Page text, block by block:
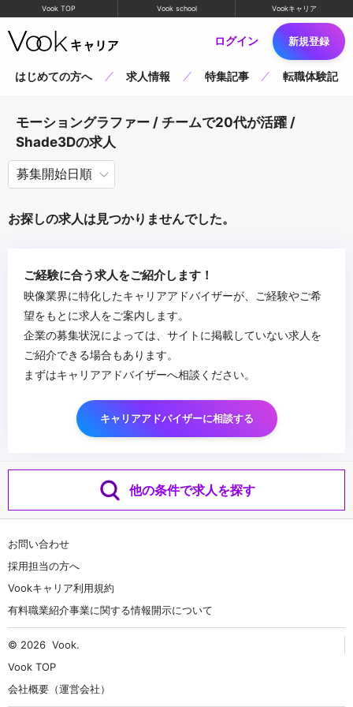
Vook TOP Vook school Vookキャリア
ログイン 新規登録
はじめての方へ 求人情報 特集記事 転職体験記
モーショングラファー / チームで20代が活躍 /
Shade3Dの求人
お探しの求人は見つかりませんでした。
ご経験に合う求人をご紹介します！
映像業界に特化したキャリアアドバイザーが、ご経験やご希
望をもとに求人をご案内します。
企業の募集状況によっては、サイトに掲載していない求人を
ご紹介できる場合もあります。
まずはキャリアアドバイザーへ相談ください。
キャリアアドバイザーに相談する
他の条件で求人を探す
お問い合わせ
採用担当の方へ
Vookキャリア利用規約
有料職業紹介事業に関する情報開示について
© 2026 Vook.
Vook TOP
会社概要（運営会社）